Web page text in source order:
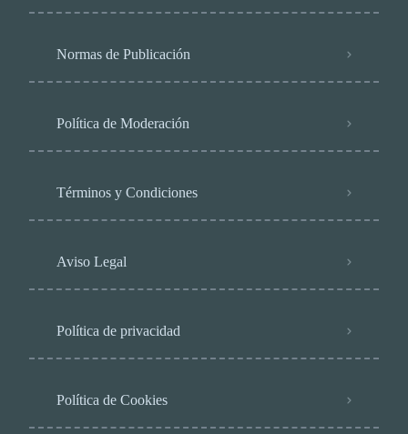
Normas de Publicación
Política de Moderación
Términos y Condiciones
Aviso Legal
Política de privacidad
Política de Cookies